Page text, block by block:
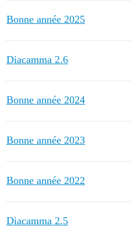
Bonne année 2025
Diacamma 2.6
Bonne année 2024
Bonne année 2023
Bonne année 2022
Diacamma 2.5